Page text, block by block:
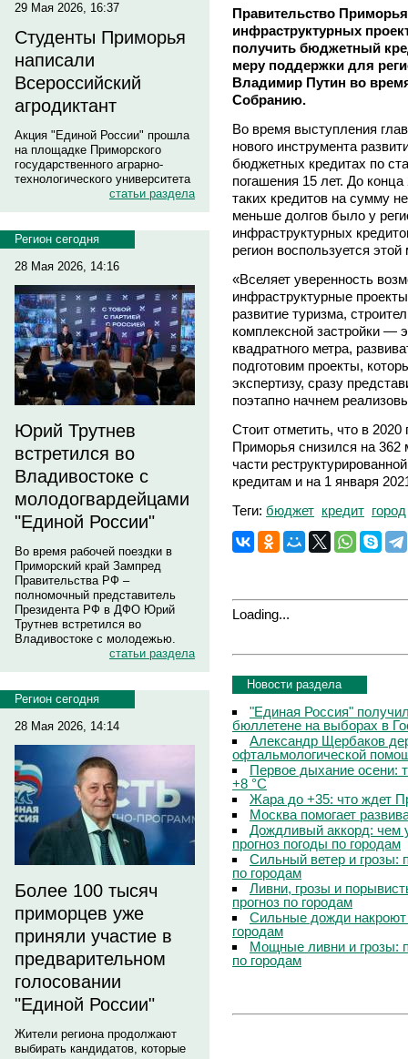
29 Мая 2026, 16:37
Студенты Приморья
написали
Всероссийский
агродиктант
Акция "Единой России" прошла
на площадке Приморского
государственного аграрно-
технологического университета
статьи раздела
Регион сегодня
28 Мая 2026, 14:16
Юрий Трутнев
встретился во
Владивостоке с
молодогвардейцами
"Единой России"
Во время рабочей поездки в
Приморский край Зампред
Правительства РФ –
полномочный представитель
Президента РФ в ДФО Юрий
Трутнев встретился во
Владивостоке с молодежью.
статьи раздела
Регион сегодня
28 Мая 2026, 14:14
Более 100 тысяч
приморцев уже
приняли участие в
предварительном
голосовании
"Единой России"
Жители региона продолжают
выбирать кандидатов, которые
Правительство
инфраструктурных
получить бюджетный
меру поддержки для
Владимир Путин во
Собранию.
Во время выступления
нового инструмента
бюджетных кредитах по
погашения 15 лет. До
таких кредитов на сумму
меньше долгов было у
инфраструктурных
регион воспользуется
«Вселяет уверенность
инфраструктурные
развитие туризма,
комплексной застройки —
квадратного метра,
подготовим проекты,
экспертизу, сразу
поэтапно начнем
Стоит отметить, что в 2020
Приморья снизился на 362
части
кредитам и на 1 января
Теги: бюджет кредит город
Loading...
Новости раздела
"Единая Россия"
бюллетене на выборах в
Александр Щербаков
офтальмологической
Первое дыхание осени:
+8 °C
Жара до +35: что ждет
Москва помогает
Дождливый аккорд: чем
прогноз погоды по городам
Сильный ветер и грозы:
по городам
Ливни, грозы и
прогноз по городам
Сильные дожди
городам
Мощные ливни и грозы:
по городам